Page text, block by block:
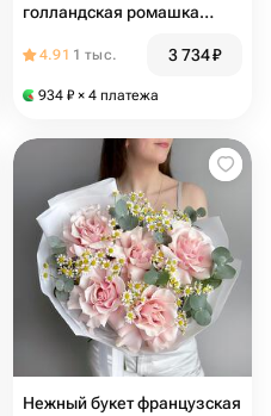
голландская ромашка
альстромерия и эвкалипт
4.91 1 тыс. 3 734₽
934 ₽ × 4 платежа
Нежный букет французская